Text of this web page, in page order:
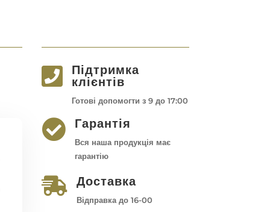

Підтримка
клієнтів
Готові допомогти з 9 до 17:00
 Гарантія
Вся наша продукція має
гарантію
 Доставка
Відправка до 16-00